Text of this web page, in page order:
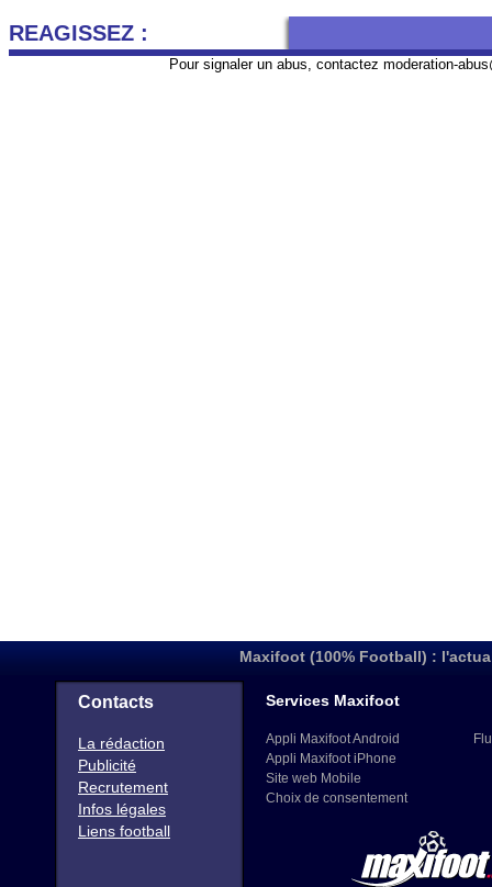
REAGISSEZ :
Pour signaler un abus, contactez moderation-
Maxifoot (100% Football) :
Contacts
La rédaction
Publicité
Recrutement
Infos légales
Liens football
Services Maxifoot
Appli Maxifoot Android
Appli Maxifoot iPhone
Site web Mobile
Choix de consentement